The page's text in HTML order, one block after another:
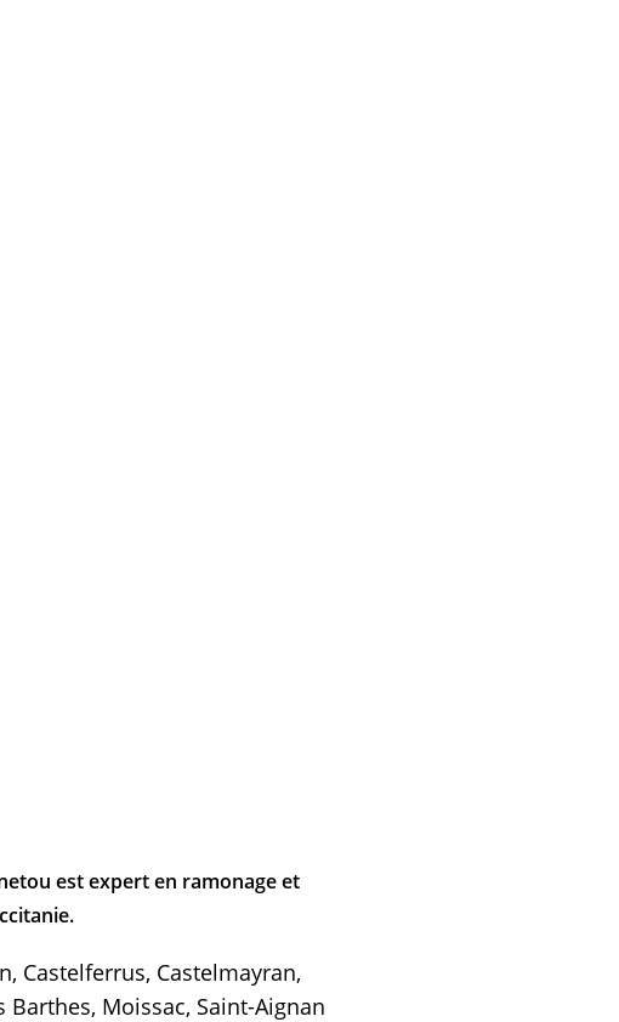
est expert en ramonage et
Castelferrus, Castelmayran,
Moissac, Saint-Aignan